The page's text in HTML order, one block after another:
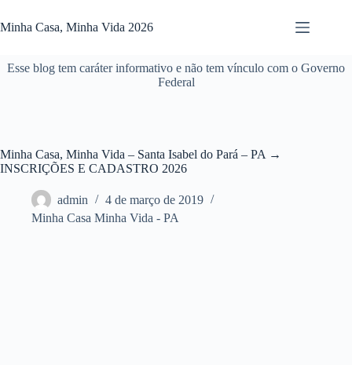
para
o
Minha Casa, Minha Vida 2026
Esse blog tem caráter informativo e não tem vínculo com o Governo
Federal
Minha Casa, Minha Vida – Santa Isabel do Pará – PA →
INSCRIÇÕES E CADASTRO 2026
admin
4 de março de 2019
Minha Casa Minha Vida - PA